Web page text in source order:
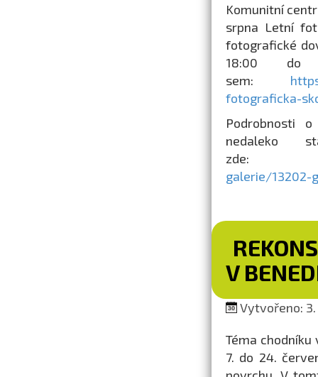
Komunitní
srpna Letní
fotografické
18:00 do
sem:
fotograficka-
Podrobnosti
nedaleko
galerie/13202-
V
Vytvořeno: 3.
Téma
7. do 24.